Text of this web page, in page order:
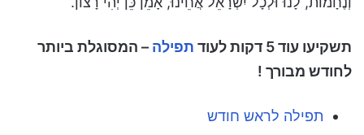
תשקיעו עוד 5 דקות לעוד תפילה – המסוגלת ביותר
לחודש מבורך !
תפילה לראש חודש